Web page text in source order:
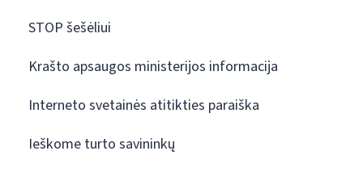
STOP šešėliui
Krašto apsaugos ministerijos informacija
Interneto svetainės atitikties paraiška
Ieškome turto savininkų